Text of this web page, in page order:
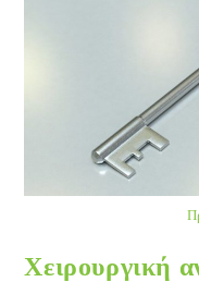
Χειρουργική